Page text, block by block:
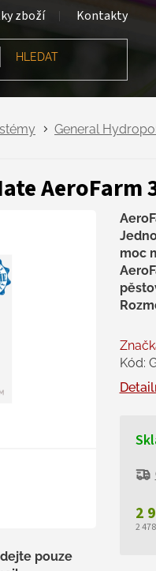
zboží Kontakty
HLEDAT
General
AeroFarm
pouze
2
2
moc
Kód: